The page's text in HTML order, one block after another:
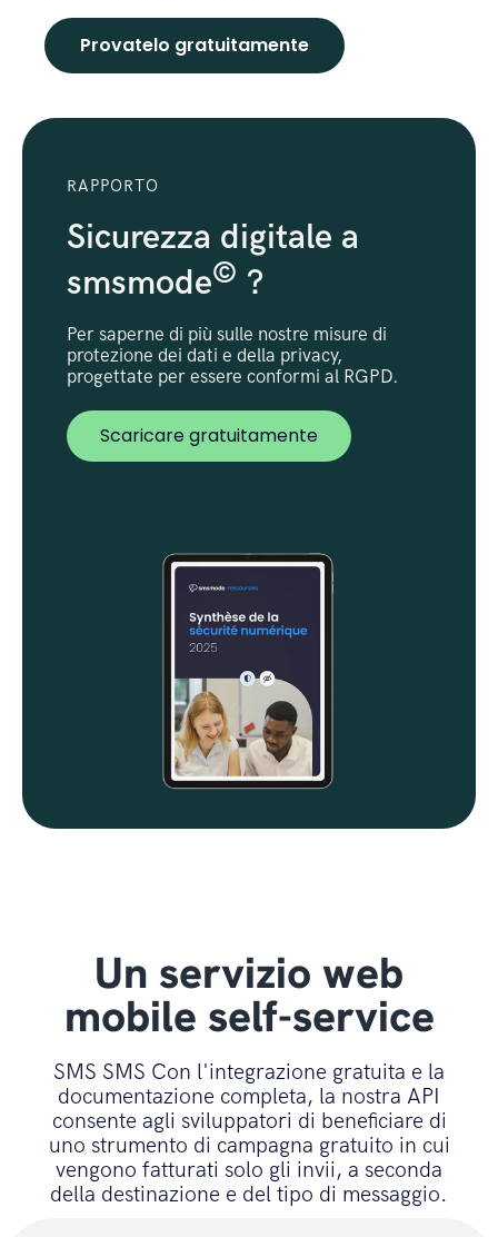
Provatelo gratuitamente
RAPPORTO
Sicurezza digitale a
smsmode© ?
Per saperne di più sulle nostre misure di
protezione dei dati e della privacy,
progettate per essere conformi al RGPD.
Scaricare gratuitamente
Un servizio web
mobile self-service
SMS SMS Con l'integrazione gratuita e la
documentazione completa, la nostra API
consente agli sviluppatori di beneficiare di
uno strumento di campagna gratuito in cui
vengono fatturati solo gli invii, a seconda
della destinazione e del tipo di messaggio.